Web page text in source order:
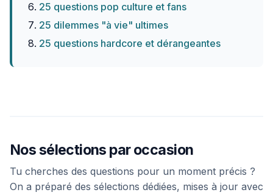
25 questions pop culture et fans
25 dilemmes "à vie" ultimes
25 questions hardcore et dérangeantes
Nos sélections par occasion
Tu cherches des questions pour un moment précis ?
On a préparé des sélections dédiées, mises à jour avec